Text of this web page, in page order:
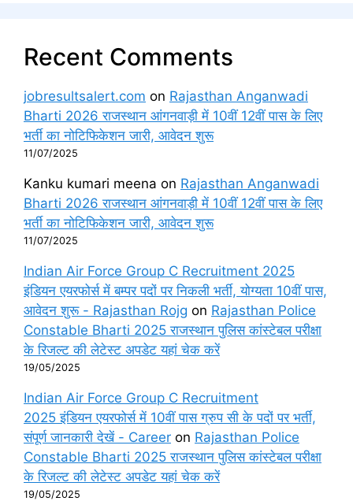
Recent Comments
jobresultsalert.com on Rajasthan Anganwadi
Bharti 2026 राजस्थान आंगनवाड़ी में 10वीं 12वीं पास के लिए
भर्ती का नोटिफिकेशन जारी, आवेदन शुरू
11/07/2025
Kanku kumari meena on Rajasthan Anganwadi
Bharti 2026 राजस्थान आंगनवाड़ी में 10वीं 12वीं पास के लिए
भर्ती का नोटिफिकेशन जारी, आवेदन शुरू
11/07/2025
Indian Air Force Group C Recruitment 2025
इंडियन एयरफोर्स में बम्पर पदों पर निकली भर्ती, योग्यता 10वीं पास,
आवेदन शुरू - Rajasthan Rojg on Rajasthan Police
Constable Bharti 2025 राजस्थान पुलिस कांस्टेबल परीक्षा
के रिजल्ट की लेटेस्ट अपडेट यहां चेक करें
19/05/2025
Indian Air Force Group C Recruitment
2025 इंडियन एयरफोर्स में 10वीं पास ग्रुप सी के पदों पर भर्ती,
संपूर्ण जानकारी देखें - Career on Rajasthan Police
Constable Bharti 2025 राजस्थान पुलिस कांस्टेबल परीक्षा
के रिजल्ट की लेटेस्ट अपडेट यहां चेक करें
19/05/2025